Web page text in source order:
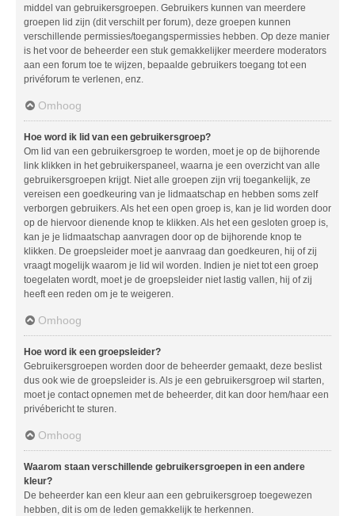
middel van gebruikersgroepen. Gebruikers kunnen van meerdere
groepen lid zijn (dit verschilt per forum), deze groepen kunnen
verschillende permissies/toegangspermissies hebben. Op deze manier
is het voor de beheerder een stuk gemakkelijker meerdere moderators
aan een forum toe te wijzen, bepaalde gebruikers toegang tot een
privéforum te verlenen, enz.
Omhoog
Hoe word ik lid van een gebruikersgroep?
Om lid van een gebruikersgroep te worden, moet je op de bijhorende
link klikken in het gebruikerspaneel, waarna je een overzicht van alle
gebruikersgroepen krijgt. Niet alle groepen zijn vrij toegankelijk, ze
vereisen een goedkeuring van je lidmaatschap en hebben soms zelf
verborgen gebruikers. Als het een open groep is, kan je lid worden door
op de hiervoor dienende knop te klikken. Als het een gesloten groep is,
kan je je lidmaatschap aanvragen door op de bijhorende knop te
klikken. De groepsleider moet je aanvraag dan goedkeuren, hij of zij
vraagt mogelijk waarom je lid wil worden. Indien je niet tot een groep
toegelaten wordt, moet je de groepsleider niet lastig vallen, hij of zij
heeft een reden om je te weigeren.
Omhoog
Hoe word ik een groepsleider?
Gebruikersgroepen worden door de beheerder gemaakt, deze beslist
dus ook wie de groepsleider is. Als je een gebruikersgroep wil starten,
moet je contact opnemen met de beheerder, dit kan door hem/haar een
privébericht te sturen.
Omhoog
Waarom staan verschillende gebruikersgroepen in een andere
kleur?
De beheerder kan een kleur aan een gebruikersgroep toegewezen
hebben, dit is om de leden gemakkelijk te herkennen.